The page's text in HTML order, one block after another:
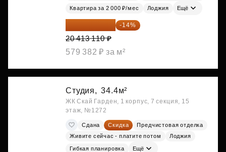
Квартира за 2 000 ₽/мес Лоджия Ещё
17 555 275 ₽ -14%
20 413 110 ₽
579 382 ₽ за м²
Студия, 34.4м²
ЖК Скай Гарден, 1 корпус, 7 секция, 15
этаж, №1272
Сдана Скидка
Предчистовая отделка
Живите сейчас - платите потом
Лоджия
Гибкая планировка Ещё